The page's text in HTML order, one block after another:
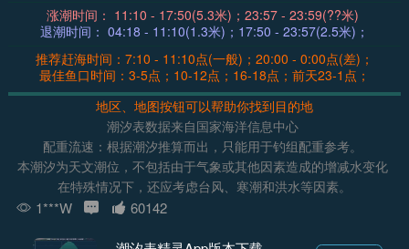
涨潮时间： 11:10 - 17:50(5.3米)；23:57 - 23:59(??米)
退潮时间： 04:18 - 11:10(1.3米)；17:50 - 23:57(2.5米)；
推荐赶海时间：7:10 - 11:10点(一般)；20:00 - 0:00点(差)；
最佳鱼口时间：3-5点；10-12点；16-18点；前天23-1点；
地区、地图按钮可以帮助你找到目的地
潮汐表数据来自国家海洋信息中心
配重流速：根据潮汐推算而出，只能用于钓组配重参考。
本潮汐为天文潮位，不包括由于气象或其他因素造成的增减水变化
在特殊情况下，还应考虑台风、寒潮和洪水等因素。
1***W 60142